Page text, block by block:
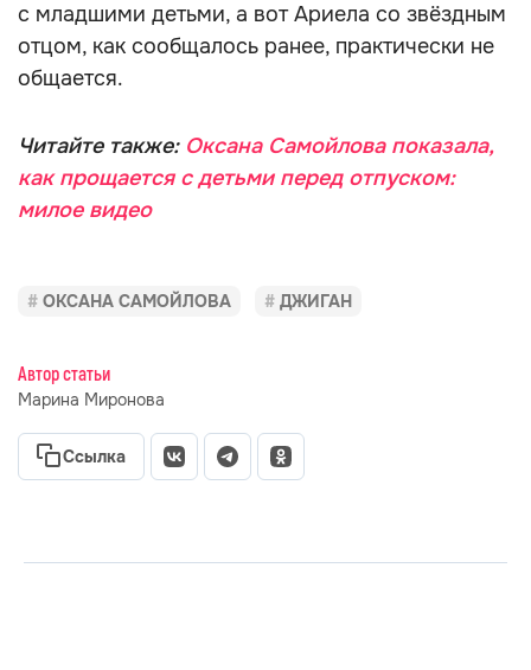
с младшими детьми, а вот Ариела со звёздным
отцом, как сообщалось ранее, практически не
общается.
Читайте также: Оксана Самойлова показала,
как прощается с детьми перед отпуском:
милое видео
ОКСАНА САМОЙЛОВА ДЖИГАН
Автор статьи
Марина Миронова
Ссылка